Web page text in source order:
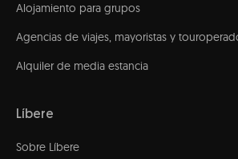
Alojamiento para grupos
Agencias de viajes, mayoristas y
Alquiler de media estancia
Líbere
Sobre Líbere